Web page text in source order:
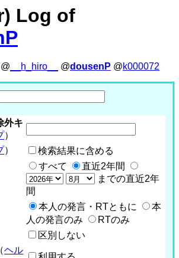
Log of
@ __h_hiro__ @dousenP @k000072
外キ
）
） 検索結果に含める
すべて
直近2年間
までの直近2年
間
本人の発言・RTともに
本
人の発言のみ
RTのみ
区別しない
（ヘル